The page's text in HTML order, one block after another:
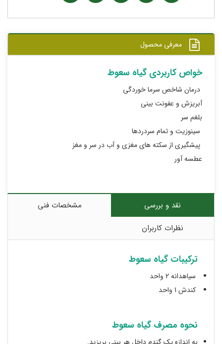
معرفی محصول
خواص کاربردی گیاه سعوط
درمان شاخص سرما خوردگی
آبریزش و عفونت بینی
بلغم سر
سینوزیت و تمام سردردها
پیشگیری از سکته های مغزی و آب در سر و مغز
عطسه آور
نقد و بررسی
مشخصات فنی
نظرات کاربران
ترکیبات گیاه سعوط
سیاهدانه 2 واحد
کندش 1 واحد
نحوه مصرف گیاه سعوط